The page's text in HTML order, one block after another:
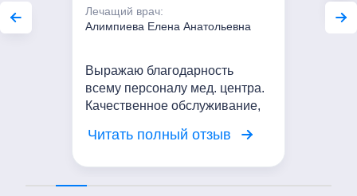
Лечащий врач:
Алимпиева Елена Анатольевна
Выражаю благодарность
всему персоналу мед. центра.
Качественное обслуживание,
довольна посещением центра!
Читать полный отзыв